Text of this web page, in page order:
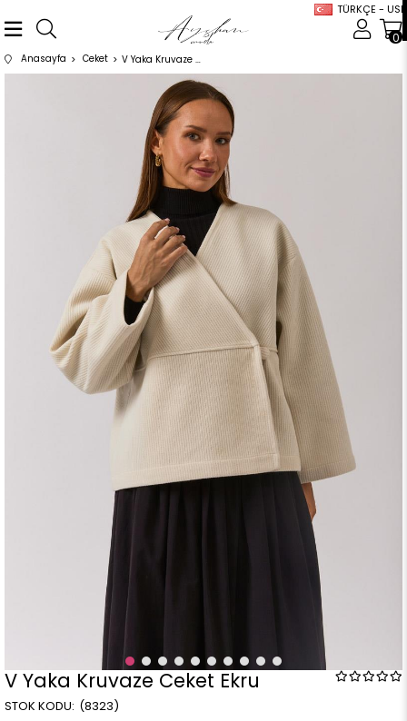
TÜRKÇE - USD
0
Anasayfa Ceket V Yaka Kruvaze Ceket Ekru
V Yaka Kruvaze Ceket Ekru
(8323)